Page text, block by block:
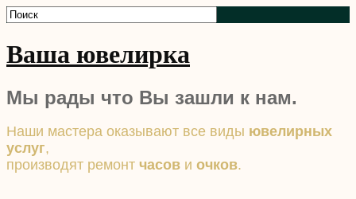
Ваша ювелирка
Мы рады что Вы зашли к нам.
Наши мастера оказывают все виды ювелирных
услуг,
производят ремонт часов и очков.